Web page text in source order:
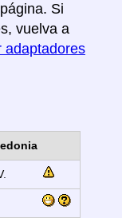
Si
vuelva a
adaptadores